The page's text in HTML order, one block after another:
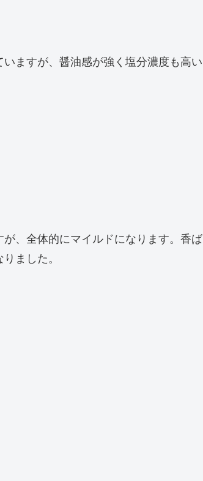
ますが、醤油感が強く塩分濃度も高い
、全体的にマイルドになります。香ば
ました。